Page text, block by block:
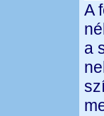
A
a